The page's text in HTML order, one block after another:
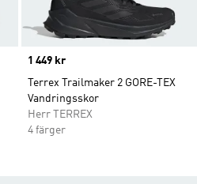
Price
1 449 kr
Terrex Trailmaker 2 GORE-TEX
Vandringsskor
Herr TERREX
4 färger